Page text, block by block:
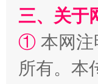
三、关于
① 本网注
所有。本